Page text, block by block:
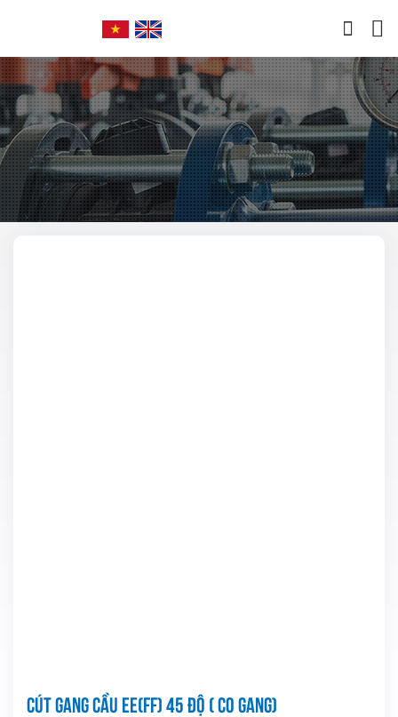
Giới thiệu
SẢN PHẨM SẢN XUẤT
SẢN PHẨM NHẬP KHẨU
Dịch vụ sửa van
Cút gang cầu EE(FF) 45 độ ( co gang)